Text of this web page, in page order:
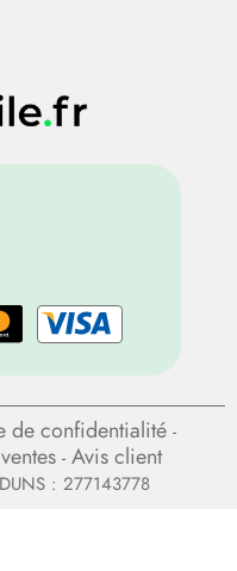
de confidentialité -
- Avis client
: 277143778